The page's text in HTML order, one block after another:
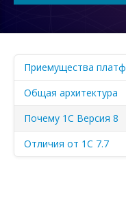
CertiPort
Приемущества
Общая архитектура
Почему 1С Версия 8
Отличия от 1C 7.7